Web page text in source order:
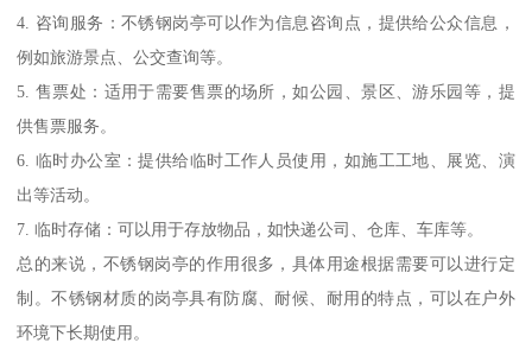
4. 咨询服务：不锈钢岗亭可以作为信息咨询点，提供给公众信息，
例如旅游景点、公交查询等。
5. 售票处：适用于需要售票的场所，如公园、景区、游乐园等，提
供售票服务。
6. 临时办公室：提供给临时工作人员使用，如施工工地、展览、演
出等活动。
7. 临时存储：可以用于存放物品，如快递公司、仓库、车库等。
总的来说，不锈钢岗亭的作用很多，具体用途根据需要可以进行定
制。不锈钢材质的岗亭具有防腐、耐候、耐用的特点，可以在户外
环境下长期使用。